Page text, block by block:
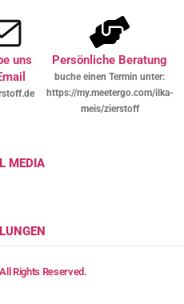
uns
Persönliche Beratung
buche einen Termin unter:
https://my.meetergo.com/ilka-
meis/zierstoff
MEDIA
Rights Reserved.